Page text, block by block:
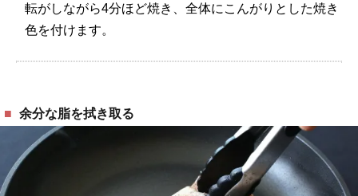
転がしながら4分ほど焼き、全体にこんがりとした焼き
色を付けます。
余分な脂を拭き取る